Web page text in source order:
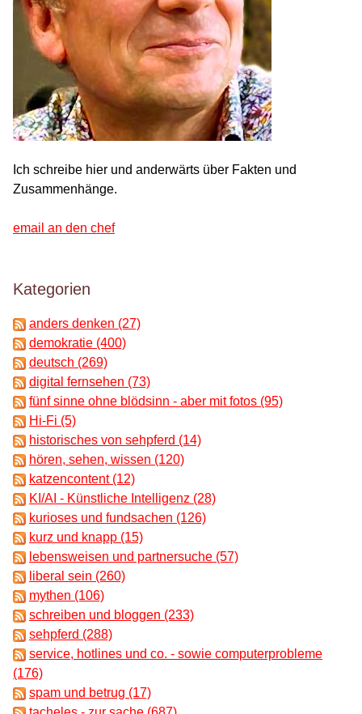
Ich schreibe hier und anderwärts über Fakten und
Zusammenhänge.
email an den chef
Kategorien
anders denken (27)
demokratie (400)
deutsch (269)
digital fernsehen (73)
fünf sinne ohne blödsinn - aber mit fotos (95)
Hi-Fi (5)
historisches von sehpferd (14)
hören, sehen, wissen (120)
katzencontent (12)
KI/AI - Künstliche Intelligenz (28)
kurioses und fundsachen (126)
kurz und knapp (15)
lebensweisen und partnersuche (57)
liberal sein (260)
mythen (106)
schreiben und bloggen (233)
sehpferd (288)
service, hotlines und co. - sowie computerprobleme
(176)
spam und betrug (17)